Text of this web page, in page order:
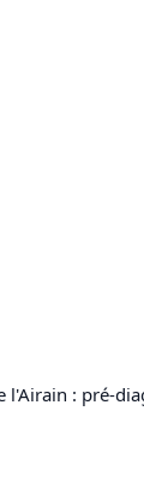
l'Airain : pré-